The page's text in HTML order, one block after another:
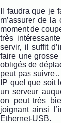
Il faudra que je
m’assurer de
moment de
très
servir, il suffit
faire une
obligés de
peut pas
IP quel que soit
un serveur
on peut très
joignant ainsi
Ethernet-USB.